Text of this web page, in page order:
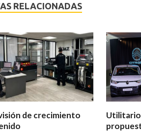
RELACIONADAS
de crecimiento